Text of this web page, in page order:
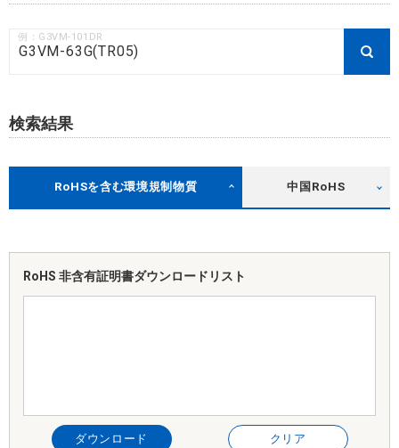
例：G3VM-101DR
検索結果
RoHSを含む環境規制物質 中国RoHS
RoHS 非含有証明書ダウンロードリスト
ダウンロード クリア